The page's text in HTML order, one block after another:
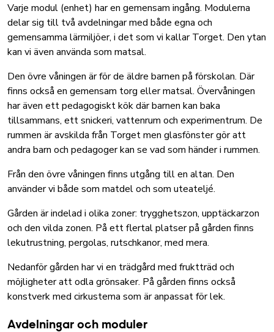
Varje modul (enhet) har en gemensam ingång. Modulerna
delar sig till två avdelningar med både egna och
gemensamma lärmiljöer, i det som vi kallar Torget. Den ytan
kan vi även använda som matsal.
Den övre våningen är för de äldre barnen på förskolan. Där
finns också en gemensam torg eller matsal. Övervåningen
har även ett pedagogiskt kök där barnen kan baka
tillsammans, ett snickeri, vattenrum och experimentrum. De
rummen är avskilda från Torget men glasfönster gör att
andra barn och pedagoger kan se vad som händer i rummen.
Från den övre våningen finns utgång till en altan. Den
använder vi både som matdel och som uteateljé.
Gården är indelad i olika zoner: trygghetszon, upptäckarzon
och den vilda zonen. På ett flertal platser på gården finns
lekutrustning, pergolas, rutschkanor, med mera.
Nedanför gården har vi en trädgård med fruktträd och
möjligheter att odla grönsaker. På gården finns också
konstverk med cirkustema som är anpassat för lek.
Avdelningar och moduler